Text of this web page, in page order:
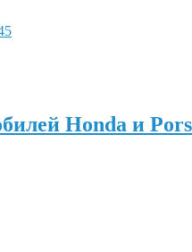
Honda и